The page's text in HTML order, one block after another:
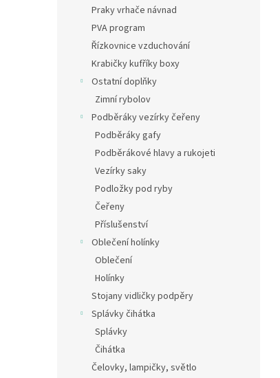
Praky vrhače návnad
PVA program
Řízkovnice vzduchování
Krabičky kufříky boxy
Ostatní doplňky
Zimní rybolov
Podběráky vezírky čeřeny
Podběráky gafy
Podběrákové hlavy a rukojeti
Vezírky saky
Podložky pod ryby
Čeřeny
Příslušenství
Oblečení holínky
Oblečení
Holínky
Stojany vidličky podpěry
Splávky čihátka
Splávky
Čihátka
Čelovky, lampičky, světlo